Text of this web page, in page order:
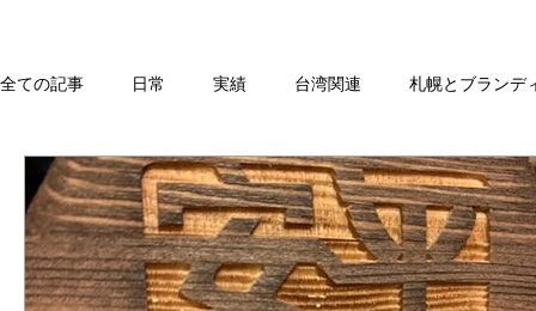
全ての記事 日常 実績 台湾関連 札幌とブランデ
リブランディング® さとうきび繊維のストロー 中国
CRMブランディング® デジタルマーケティングブランデ